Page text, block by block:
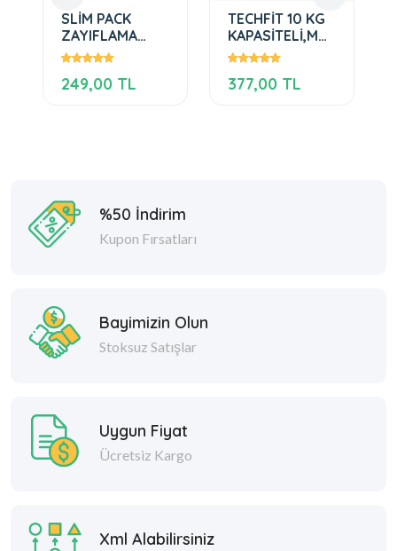
SLİM PACK
ZAYIFLAMA
BANDI 10'LU
PAKET
249,00 TL
TECHFİT 10 KG
KAPASİTELİ,MUTFAK
TERAZİSİ
377,00 TL
%50 İndirim
Kupon Fırsatları
Bayimizin Olun
Stoksuz Satışlar
Uygun Fiyat
Ücretsiz Kargo
Xml Alabilirsiniz